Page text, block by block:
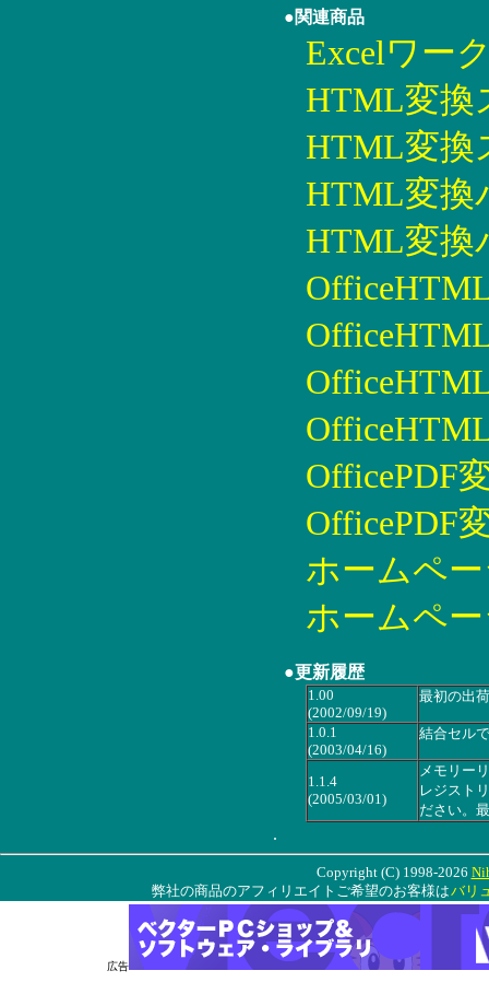
.
●関連商品
Excelワー
HTML変換
HTML変換
HTML変換
HTML変換
OfficePDF
OfficePDF
ホームペ
ホームペー
●更新履歴
1.00
(2002/09/19)
最初の出荷
1.0.1
(2003/04/16)
結合セル
1.1.4
(2005/03/01)
メモリー
レジスト
ださい。
Copyright (C) 1998-2026
弊社の商品のアフィリエイトご希望のお客様はバリ
広告